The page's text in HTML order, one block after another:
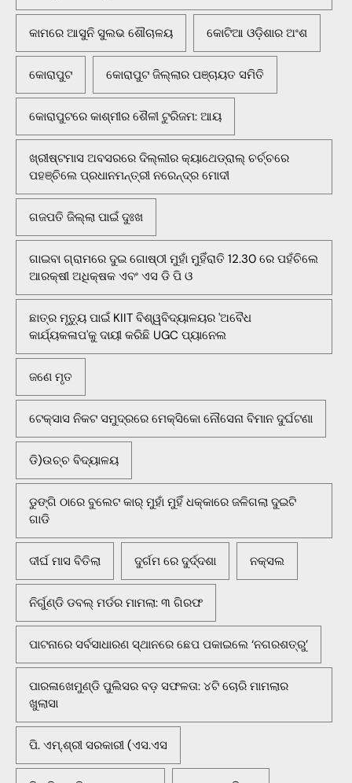
କାମରେ ଆସୁନି ସୁଲଭ ଶୌଚାଳୟ କୋଟିଆ ଓଡ଼ିଶାର ଅଂଶ
କୋରାପୁଟ କୋରାପୁଟ ଜିଲ୍ଲାର ପଞ୍ଚାୟତ ସମିତି
କୋରାପୁଟରେ କାଶ୍ମୀର ଶୈଳୀ ଟୁରିଜମ: ଆୟ
ଖ୍ରୀଷ୍ଟମାସ ଅବସରରେ ଦିଲ୍ଲୀର କ୍ୟାଥେଡ୍ରାଲ୍ ଚର୍ଚ୍ଚରେ
ପହଞ୍ଚିଲେ ପ୍ରଧାନମନ୍ତ୍ରୀ ନରେନ୍ଦ୍ର ମୋଦୀ
ଗଜପତି ଜିଲ୍ଲା ପାଇଁ ଦୁଃଖ
ଗାଇବା ଗ୍ରାମରେ ଦୁଇ ଗୋଷ୍ଠୀ ମୁହାଁ ମୁହିଁରାତି 12.30 ରେ ପହଁଚିଲେ
ଆରକ୍ଷୀ ଅଧିକ୍ଷକ ଏବଂ ଏସ ଡି ପି ଓ
ଛାତ୍ର ମୃତ୍ୟୁ ପାଇଁ KIIT ବିଶ୍ୱବିଦ୍ୟାଳୟର 'ଅବୈଧ
କାର୍ଯ୍ୟକଳାପ'କୁ ଦାୟୀ କରିଛି UGC ପ୍ୟାନେଲ
ଜଣେ ମୃତ
ଟେକ୍ସାସ ନିକଟ ସମୁଦ୍ରରେ ମେକ୍ସିକୋ ନୌସେନା ବିମାନ ଦୁର୍ଘଟଣା
ଡି)ଉଚ୍ଚ ବିଦ୍ୟାଳୟ
ଡୁଙ୍ଗି ଠାରେ ବୁଲେଟ କାର୍ ମୁହାଁ ମୁହିଁ ଧକ୍କାରେ ଜଳିଗଲା ଦୁଇଟି
ଗାଡି
ଦୀର୍ଘ ମାସ ବିତିଲା ଦୁର୍ଗମ ରେ ଦୁର୍ଦ୍ଦଶା ନକ୍ସଲ
ନିର୍ଗୁଣ୍ଡି ଡବଲ୍ ମର୍ଡର ମାମଲା: ୩ ଗିରଫ
ପାଟନାରେ ସର୍ବସାଧାରଣ ସ୍ଥାନରେ ଛେପ ପକାଇଲେ ‘ନଗରଶତ୍ରୁ’
ପାରଳାଖେମୁଣ୍ଡି ପୁଲିସର ବଡ଼ ସଫଳତା: ୪ଟି ଚୋରି ମାମଲାର
ଖୁଲାସା
ପି. ଏମ୍.ଶ୍ରୀ ସରକାରୀ (ଏସ.ଏସ